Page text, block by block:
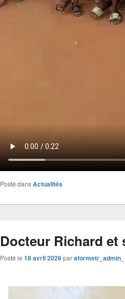
Posté dansActualités
Docteur Richard et
Posté le 18 avril 2026paraformetr_admin_